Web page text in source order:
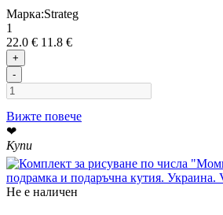
Марка:Strateg
1
22.0 € 11.8 €
+
-
Вижте повече
❤
Купи
Не е наличен